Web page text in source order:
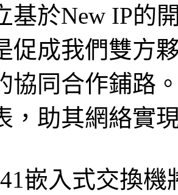
基於New IP的
促成我們雙方
協同合作鋪路
，助其網絡實
嵌入式交換機